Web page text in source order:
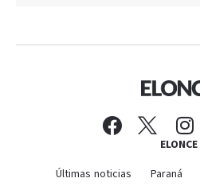
ELONCE
Últimas noticias Paraná